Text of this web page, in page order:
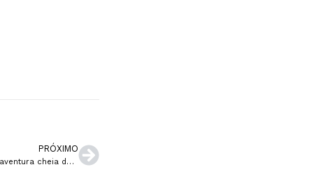
PRÓXIMO
O programa Erasmus+ trouxe-me uma aventura cheia de experiências, amizades e oportunidades de carreira internacional!